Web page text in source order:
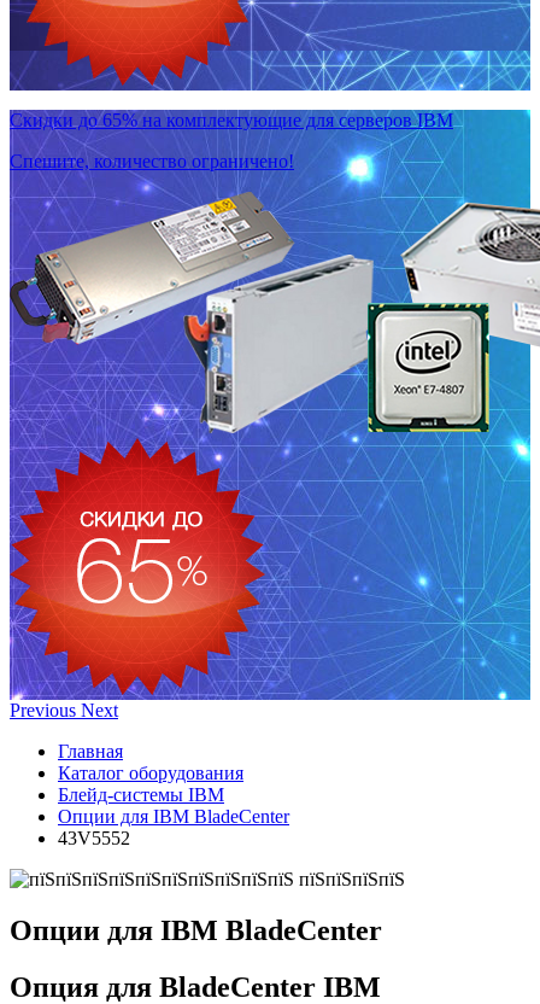
Скидки до 65% на комплектующие для серверов IBM
Спешите, количество ограничено!
Previous Next
Главная
Каталог оборудования
Блейд-системы IBM
Опции для IBM BladeCenter
43V5552
Опции для IBM BladeCenter
Опция для BladeCenter IBM